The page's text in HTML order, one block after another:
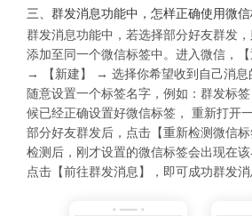
三、群发消息功能中，怎样正确使用微信
群发消息功能中，若选择部分好友群发
添加至同一个微信标签中。进入微信，
→ 【新建】 → 选择你希望收到自己消
随意设置一个标签名字，例如：群发标
候已经正确设置好微信标签， 重新打开
部分好友群发后，点击【重新检测微信
检测后，刚才设置的微信标签会出现在
点击【前往群发消息】，即可成功群发消